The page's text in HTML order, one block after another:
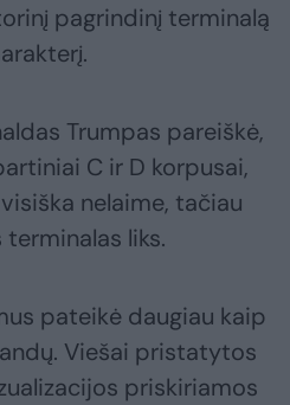
pagrindinį terminalą
Trumpas pareiškė,
C ir D korpusai,
nelaime, tačiau
terminalas liks.
pateikė daugiau kaip
Viešai pristatytos
priskiriamos